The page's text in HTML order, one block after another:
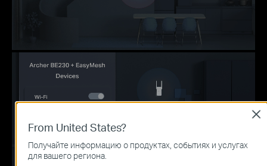
From United States?
Получайте информацию о продуктах, событиях и услугах
для вашего региона.